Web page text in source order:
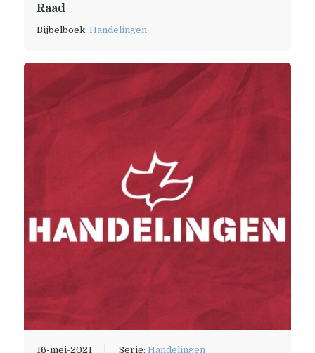
Raad
Bijbelboek: Handelingen
16-mei-2021 Serie: Handelingen